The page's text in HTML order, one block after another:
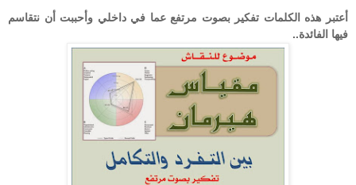
أعتبر هذه الكلمات تفكير بصوت مرتفع عما في داخلي وأحببت أن نتقاسم
فيها الفائدة..